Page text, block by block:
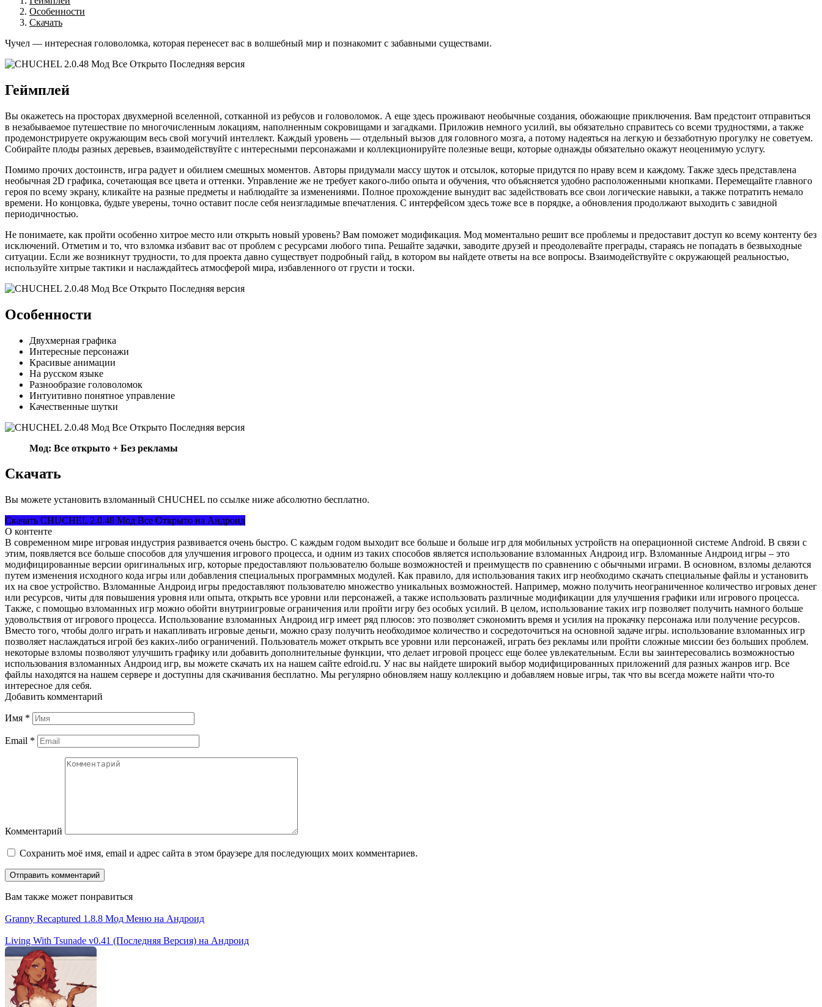
Особенности
Скачать
Чучел — интересная головоломка, которая перенесет вас в волшебный мир и познакомит с забавными существами.
Геймплей
Вы окажетесь на просторах двухмерной вселенной, сотканной из ребусов и головоломок. А еще здесь проживают необычные создания, обожающие приключения. Вам предстоит отправиться
в незабываемое путешествие по многочисленным локациям, наполненным сокровищами и загадками. Приложив немного усилий, вы обязательно справитесь со всеми трудностями, а также
продемонстрируете окружающим весь свой могучий интеллект. Каждый уровень — отдельный вызов для головного мозга, а потому надеяться на легкую и беззаботную прогулку не советуем.
Собирайте плоды разных деревьев, взаимодействуйте с интересными персонажами и коллекционируйте полезные вещи, которые однажды обязательно окажут неоценимую услугу.
Помимо прочих достоинств, игра радует и обилием смешных моментов. Авторы придумали массу шуток и отсылок, которые придутся по нраву всем и каждому. Также здесь представлена
необычная 2D графика, сочетающая все цвета и оттенки. Управление же не требует какого-либо опыта и обучения, что объясняется удобно расположенными кнопками. Перемещайте главного
героя по всему экрану, кликайте на разные предметы и наблюдайте за изменениями. Полное прохождение вынудит вас задействовать все свои логические навыки, а также потратить немало
времени. Но концовка, будьте уверены, точно оставит после себя неизгладимые впечатления. С интерфейсом здесь тоже все в порядке, а обновления продолжают выходить с завидной
периодичностью.
Не понимаете, как пройти особенно хитрое место или открыть новый уровень? Вам поможет модификация. Мод моментально решит все проблемы и предоставит доступ ко всему контенту без
исключений. Отметим и то, что взломка избавит вас от проблем с ресурсами любого типа. Решайте задачки, заводите друзей и преодолевайте преграды, стараясь не попадать в безвыходные
ситуации. Если же возникнут трудности, то для проекта давно существует подробный гайд, в котором вы найдете ответы на все вопросы. Взаимодействуйте с окружающей реальностью,
используйте хитрые тактики и наслаждайтесь атмосферой мира, избавленного от грусти и тоски.
Особенности
Двухмерная графика
Интересные персонажи
Красивые анимации
На русском языке
Разнообразие головоломок
Интуитивно понятное управление
Качественные шутки
Мод: Все открыто + Без рекламы
Скачать
Вы можете установить взломанный CHUCHEL по ссылке ниже абсолютно бесплатно.
Скачать CHUCHEL 2.0.48 Мод Все Открыто на Андроид
О контенте
В современном мире игровая индустрия развивается очень быстро. С каждым годом выходит все больше и больше игр для мобильных устройств на операционной системе Android. В связи с
этим, появляется все больше способов для улучшения игрового процесса, и одним из таких способов является использование взломанных Андроид игр. Взломанные Андроид игры – это
модифицированные версии оригинальных игр, которые предоставляют пользователю больше возможностей и преимуществ по сравнению с обычными играми. В основном, взломы делаются
путем изменения исходного кода игры или добавления специальных программных модулей. Как правило, для использования таких игр необходимо скачать специальные файлы и установить
их на свое устройство. Взломанные Андроид игры предоставляют пользователю множество уникальных возможностей. Например, можно получить неограниченное количество игровых денег
или ресурсов, читы для повышения уровня или опыта, открыть все уровни или персонажей, а также использовать различные модификации для улучшения графики или игрового процесса.
Также, с помощью взломанных игр можно обойти внутриигровые ограничения или пройти игру без особых усилий. В целом, использование таких игр позволяет получить намного больше
удовольствия от игрового процесса. Использование взломанных Андроид игр имеет ряд плюсов: это позволяет сэкономить время и усилия на прокачку персонажа или получение ресурсов.
Вместо того, чтобы долго играть и накапливать игровые деньги, можно сразу получить необходимое количество и сосредоточиться на основной задаче игры. использование взломанных игр
позволяет наслаждаться игрой без каких-либо ограничений. Пользователь может открыть все уровни или персонажей, играть без рекламы или пройти сложные миссии без больших проблем.
некоторые взломы позволяют улучшить графику или добавить дополнительные функции, что делает игровой процесс еще более увлекательным. Если вы заинтересовались возможностью
использования взломанных Андроид игр, вы можете скачать их на нашем сайте edroid.ru. У нас вы найдете широкий выбор модифицированных приложений для разных жанров игр. Все
файлы находятся на нашем сервере и доступны для скачивания бесплатно. Мы регулярно обновляем нашу коллекцию и добавляем новые игры, так что вы всегда можете найти что-то
интересное для себя.
Добавить комментарий
Имя *
Email *
Комментарий
Сохранить моё имя, email и адрес сайта в этом браузере для последующих моих комментариев.
Вам также может понравиться
Granny Recaptured 1.8.8 Мод Меню на Андроид
Living With Tsunade v0.41 (Последняя Версия) на Андроид